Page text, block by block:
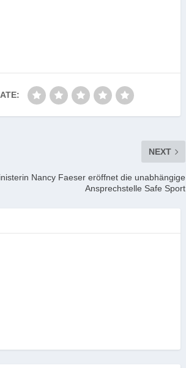
NEXT
Nancy Faeser eröffnet die unabhängige
Ansprechstelle Safe Sport